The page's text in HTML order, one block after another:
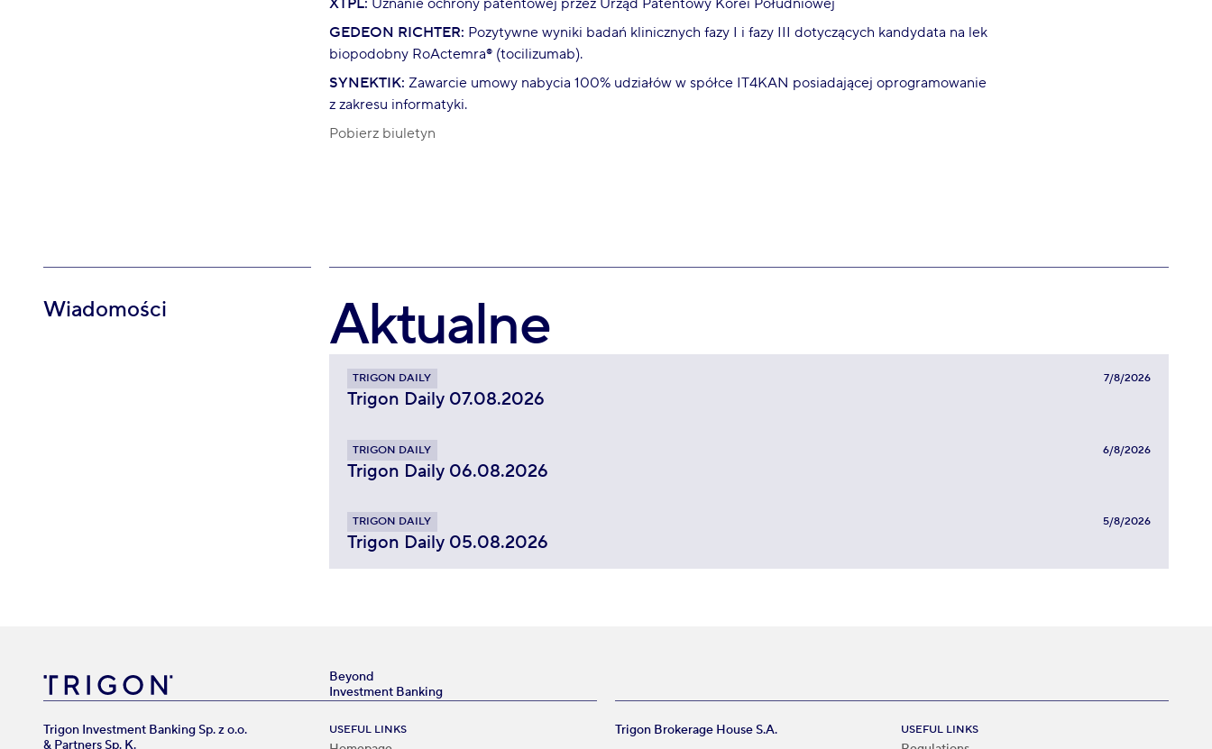
XTPL: Uznanie ochrony patentowej przez Urząd Patentowy Korei Południowej
GEDEON RICHTER: Pozytywne wyniki badań klinicznych fazy I i fazy III dotyczących kandydata na lek
biopodobny RoActemra® (tocilizumab).
SYNEKTIK: Zawarcie umowy nabycia 100% udziałów w spółce IT4KAN posiadającej oprogramowanie
z zakresu informatyki.
Pobierz biuletyn
Wiadomości Aktualne
TRIGON DAILY 7/8/2026
Trigon Daily 07.08.2026
TRIGON DAILY 6/8/2026
Trigon Daily 06.08.2026
TRIGON DAILY 5/8/2026
Trigon Daily 05.08.2026
Beyond
Investment Banking
Trigon Investment Banking Sp. z o.o.
& Partners Sp. K.
USEFUL LINKS Trigon Brokerage House S.A. USEFUL LINKS